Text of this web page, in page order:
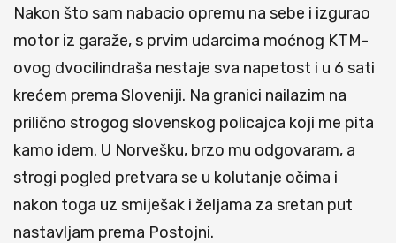
Nakon što sam nabacio opremu na sebe i izgurao
motor iz garaže, s prvim udarcima moćnog KTM-
ovog dvocilindraša nestaje sva napetost i u 6 sati
krećem prema Sloveniji. Na granici nailazim na
prilično strogog slovenskog policajca koji me pita
kamo idem. U Norvešku, brzo mu odgovaram, a
strogi pogled pretvara se u kolutanje očima i
nakon toga uz smiješak i željama za sretan put
nastavljam prema Postojni.